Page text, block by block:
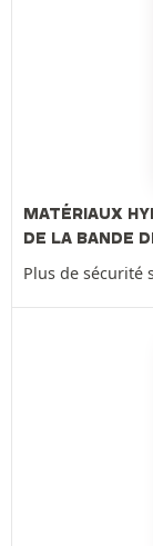
MATÉRIAUX
DE LA BANDE
Plus de sécurité